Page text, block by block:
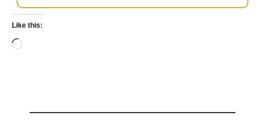
Like this:
Loading…